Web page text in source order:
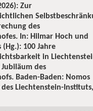
Zur
des
In: Hilmar Hoch und
(Hg.): 100 Jahre
in
des
Baden-Baden: Nomos
Liechtenstein-